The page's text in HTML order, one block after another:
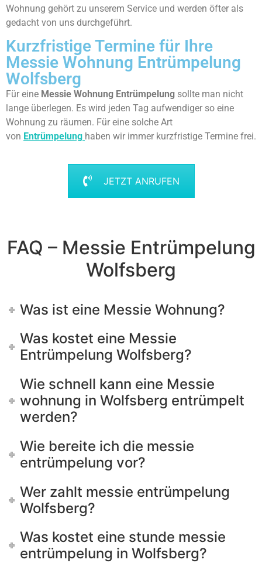
Wohnung gehört zu unserem Service und werden öfter als
gedacht von uns durchgeführt.
Kurzfristige Termine für Ihre
Messie Wohnung Entrümpelung
Wolfsberg
Für eine Messie Wohnung Entrümpelung sollte man nicht
lange überlegen. Es wird jeden Tag aufwendiger so eine
Wohnung zu räumen. Für eine solche Art
von Entrümpelung haben wir immer kurzfristige Termine frei.
JETZT ANRUFEN
FAQ – Messie Entrümpelung
Wolfsberg
Was ist eine Messie Wohnung?
Was kostet eine Messie
Entrümpelung Wolfsberg?
Wie schnell kann eine Messie
wohnung in Wolfsberg entrümpelt
werden?
Wie bereite ich die messie
entrümpelung vor?
Wer zahlt messie entrümpelung
Wolfsberg?
Was kostet eine stunde messie
entrümpelung in Wolfsberg?